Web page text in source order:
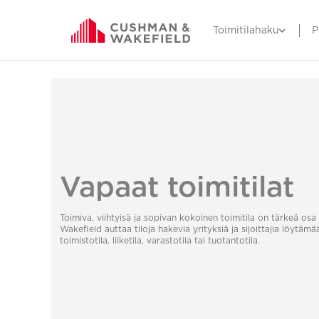
Toimitilahaku
Vapaat toimitilat
Toimiva, viihtyisä ja sopivan kokoinen toimitila on tärkeä osa
Wakefield auttaa tiloja hakevia yrityksiä ja sijoittajia
toimistotila, liiketila, varastotila tai tuotantotila.